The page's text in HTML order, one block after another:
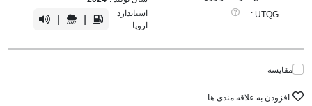
UTQG :
استاندارد
اروپا :
مقایسه
افزودن به علاقه مندی ها